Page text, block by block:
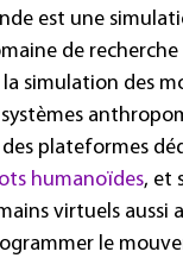
est une
de
simulation des
plateformes
humanoïdes, et
virtuels aussi
le